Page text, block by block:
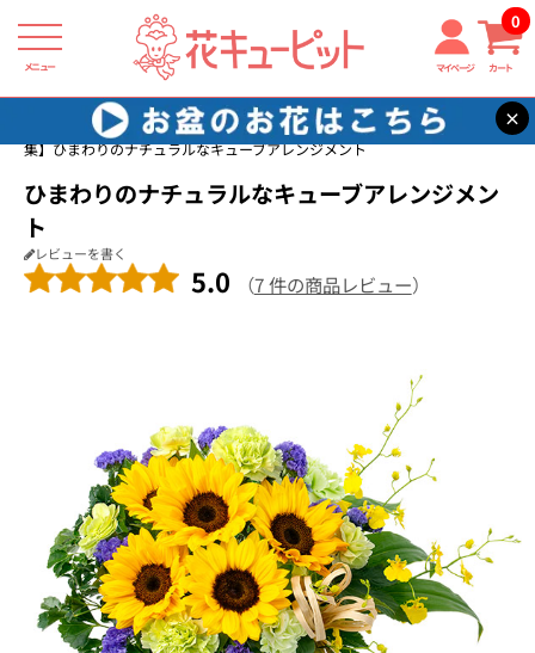
メニュー マイページ カート
0
×
花キューピット ひまわり ギフト・プレゼント特集2026
【ひまわり特
集】ひまわりのナチュラルなキューブアレンジメント
ひまわりのナチュラルなキューブアレンジメン
ト
レビューを書く
5.0 （7 件の商品レビュー）